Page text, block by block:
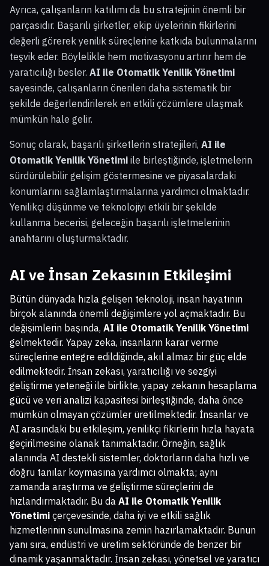
Ayrıca, çalışanların katılımı da bu stratejinin önemli bir
parçasıdır. Başarılı şirketler, ekip üyelerinin fikirlerini
değerli görerek yenilik süreçlerine katkıda bulunmalarını
teşvik eder. Böylelikle hem motivasyonu artırır hem de
yaratıcılığı besler. AI ile Otomatik Yenilik Yönetimi
sayesinde, çalışanların önerileri daha sistematik bir
şekilde değerlendirilerek en etkili çözümlere ulaşmak
mümkün hale gelir.
Sonuç olarak, başarılı şirketlerin stratejileri, AI ile
Otomatik Yenilik Yönetimi ile birleştiğinde, işletmelerin
sürdürülebilir gelişim göstermesine ve piyasalardaki
konumlarını sağlamlaştırmalarına yardımcı olmaktadır.
Yenilikçi düşünme ve teknolojiyi etkili bir şekilde
kullanma becerisi, geleceğin başarılı işletmelerinin
anahtarını oluşturmaktadır.
AI ve İnsan Zekasının Etkileşimi
Bütün dünyada hızla gelişen teknoloji, insan hayatının
birçok alanında önemli değişimlere yol açmaktadır. Bu
değişimlerin başında, AI ile Otomatik Yenilik Yönetimi
gelmektedir. Yapay zeka, insanların karar verme
süreçlerine entegre edildiğinde, akıl almaz bir güç elde
edilmektedir. İnsan zekası, yaratıcılığı ve sezgiyi
geliştirme yeteneği ile birlikte, yapay zekanın hesaplama
gücü ve veri analizi kapasitesi birleştiğinde, daha önce
mümkün olmayan çözümler üretilmektedir. İnsanlar ve
AI arasındaki bu etkileşim, yenilikçi fikirlerin hızla hayata
geçirilmesine olanak tanımaktadır. Örneğin, sağlık
alanında AI destekli sistemler, doktorların daha hızlı ve
doğru tanılar koymasına yardımcı olmakta; aynı
zamanda araştırma ve geliştirme süreçlerini de
hızlandırmaktadır. Bu da AI ile Otomatik Yenilik
Yönetimi çerçevesinde, daha iyi ve etkili sağlık
hizmetlerinin sunulmasına zemin hazırlamaktadır. Bunun
yanı sıra, endüstri ve üretim sektöründe de benzer bir
dinamik yaşanmaktadır. İnsan zekası, yönetsel ve yaratıcı